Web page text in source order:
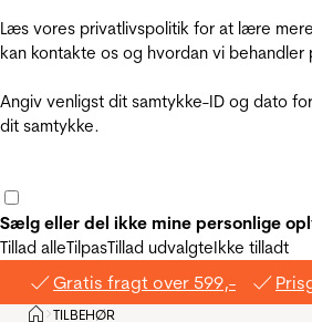
Læs vores privatlivspolitik for at lære
kan kontakte os og hvordan vi behandler
Angiv venligst dit samtykke-ID og dato
dit samtykke.
Sælg eller del ikke mine personlige
Tillad alleTilpasTillad udvalgteIkke tilladt
Gratis fragt over 599,-
Hjem
>TILBEHØR